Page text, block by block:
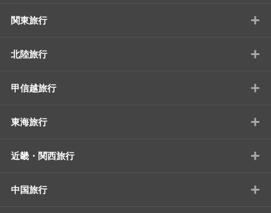
関東旅行 +
北陸旅行 +
甲信越旅行 +
東海旅行 +
近畿・関西旅行 +
中国旅行 +